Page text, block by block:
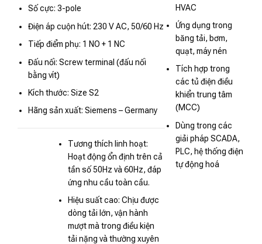
Số cực: 3-pole
Điện áp cuộn hút: 230 V AC, 50/60 Hz
Tiếp điểm phụ: 1 NO + 1 NC
Đấu nối: Screw terminal (đấu nối
bằng vít)
Kích thước: Size S2
Hãng sản xuất: Siemens – Germany
Tương thích linh hoạt:
Hoạt động ổn định trên cả
tần số 50Hz và 60Hz, đáp
ứng nhu cầu toàn cầu.
Hiệu suất cao: Chịu được
dòng tải lớn, vận hành
mượt mà trong điều kiện
tải nặng và thường xuyên
HVAC
Ứng dụng trong
băng tải, bơm,
quạt, máy nén
Tích hợp trong
các tủ điện điều
khiển trung tâm
(MCC)
Dùng trong các
giải pháp SCADA,
PLC, hệ thống điện
tự động hoá